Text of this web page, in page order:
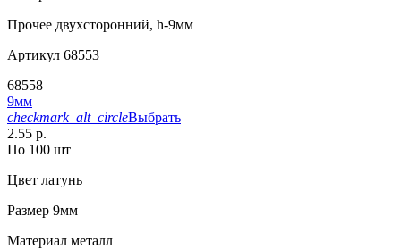
Прочее двухсторонний, h-9мм
Артикул 68553
68558
9мм
checkmark_alt_circleВыбрать
2.55 р.
По 100 шт
Цвет латунь
Размер 9мм
Материал металл